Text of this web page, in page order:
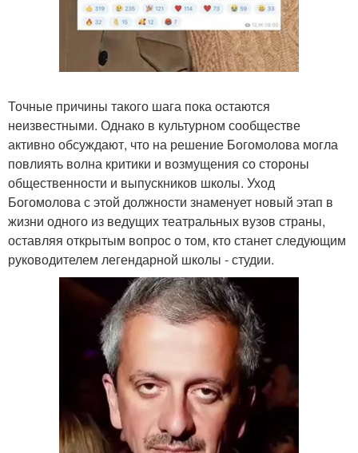
Точные причины такого шага пока остаются
неизвестными. Однако в культурном сообществе
активно обсуждают, что на решение Богомолова могла
повлиять волна критики и возмущения со стороны
общественности и выпускников школы. Уход
Богомолова с этой должности знаменует новый этап в
жизни одного из ведущих театральных вузов страны,
оставляя открытым вопрос о том, кто станет следующим
руководителем легендарной школы - студии.